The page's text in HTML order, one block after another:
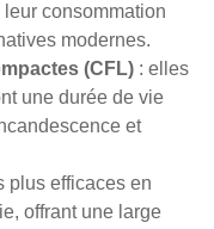
consommation
modernes.
(CFL) : elles
une durée de vie
et
plus efficaces en
offrant une large